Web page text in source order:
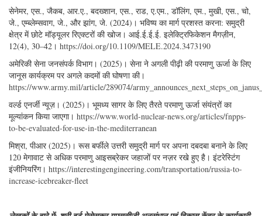
सेनेमर, एस., जैकब, आर.ए., बदख्शान, एस., राड, ए.एम., डॉलिंग, एम., मुखी, एस., चो,
जे., एम्ब्लेम्सवाग, जे., और झांग, जे. (2024)। भविष्य का मार्ग प्रशस्त करना: समुद्री
क्षेत्र में छोटे मॉड्यूलर रिएक्टरों की खोज। आई.ई.ई.ई. इलेक्ट्रिफिकेशन मैगज़ीन,
12(4), 30–42। https://doi.org/10.1109/MELE.2024.3473190
अमेरिकी सेना जनसंपर्क विभाग। (2025)। सेना ने अगली पीढ़ी की परमाणु ऊर्जा के लिए
जानूस कार्यक्रम पर अगले कदमों की घोषणा की।
https://www.army.mil/article/289074/
वर्ल्ड एनर्जी न्यूज़। (2025)। भूमध्य सागर के लिए तैरते परमाणु ऊर्जा संयंत्रों का
मूल्यांकन किया जाएगा। https://www.world-nuclear-news.org/articles/fnpps-
to-be-evaluated-for-use-in-the-mediterranean
मिश्रा, पीआर (2025)। रूस बर्फीले उत्तरी समुद्री मार्ग पर अपना दबदबा बनाने के लिए
120 मेगावाट से अधिक परमाणु आइसब्रेकर जहाजों पर नज़र रखे हुए है। इंटरेस्टिंग
इंजीनियरिंग। https://interestingengineering.com/transportation/russia-to-
increase-icebreaker-fleet